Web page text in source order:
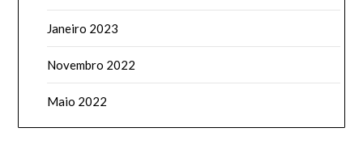
Janeiro 2023
Novembro 2022
Maio 2022